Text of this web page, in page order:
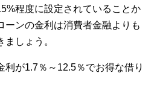
程度に設定されていることか
ーンの金利は消費者金融よりも
しょう。
利が1.7％～12.5％でお得な借り